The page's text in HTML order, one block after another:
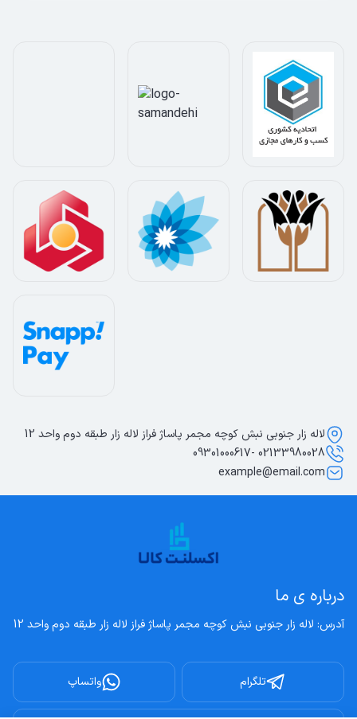
درباره ی ما
آدرس: لاله زار جنوبی نبش کوچه مجمر پاساژ فراز لاله زار طبقه دوم واحد 12
تلگرام واتساپ
لاله زار جنوبی نبش کوچه مجمر پاساژ فراز لاله زار طبقه دوم واحد 12
02133980028 -09301000617
example@email.com